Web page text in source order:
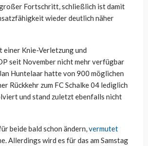
Fortschritt, schließlich ist damit
wieder deutlich näher
einer Knie-Verletzung und
seit November nicht mehr verfügbar
Huntelaar hatte von 900 möglichen
Rückkehr zum FC Schalke 04 lediglich
und stand zuletzt ebenfalls nicht
beide bald schon ändern,vermutet
Allerdings wird es für das am Samstag